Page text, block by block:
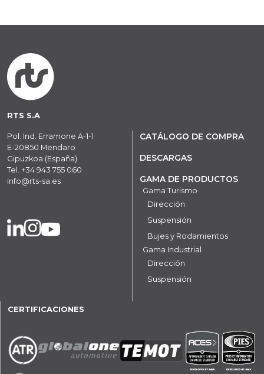
RTS S.A
Pol. Ind. Erramone A-1-1
E-20850 Mendaro
Gipuzkoa (España)
Tel. +34 943 755 060
info@rts-sa.es
CATÁLOGO DE COMPRA
DESCARGAS
GAMA DE PRODUCTOS
Gama Turismo
Dirección
Suspensión
Bujes y Rodamientos
Gama Industrial
Dirección
Suspensión
CERTIFICACIONES